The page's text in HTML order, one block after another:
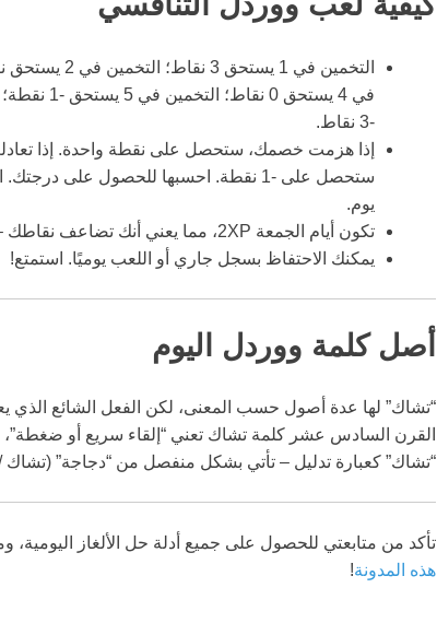
-3 نقاط.
ستحصل على -1 نقطة. احسبها للحصول
يوم.
تكون أيام الجمعة 2XP، مما يعني أنك تضاعف نقاطك – سواء كانت إيجابية أو سلبية.
يمكنك الاحتفاظ بسجل جاري أو اللعب يوميًا. استمتع!
أصل كلمة ووردل اليوم
“تشاك” لها عدة أصول حسب المعنى، لكن الفعل الشائع الذي
القرن السادس عشر كلمة تشاك تعني “إلقاء سريع أو ضغطة”،
“تشاك” كعبارة تدليل – تأتي بشكل منفصل من “دجاجة” (تشاك
تأكد من متابعتي للحصول على جميع أدلة حل الألغاز اليومية،
هذه المدونة!